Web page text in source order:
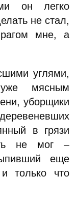
он легко
не стал,
мне, а
углями,
мясным
уборщики
в грязи
не мог –
еще
только что